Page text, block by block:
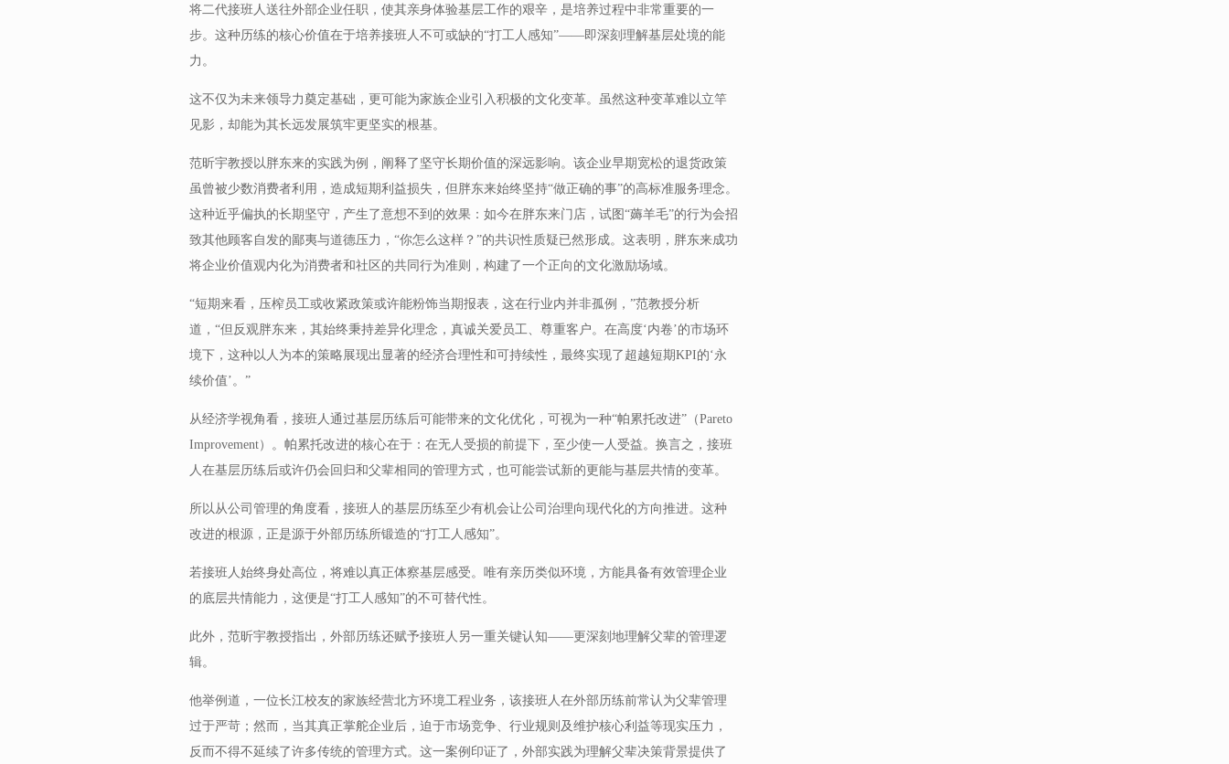
将二代接班人送往外部企业任职，使其亲身体验基层工作的艰辛，是培养过程中非常重要的一
步。这种历练的核心价值在于培养接班人不可或缺的“打工人感知”——即深刻理解基层处境的能
力。
这不仅为未来领导力奠定基础，更可能为家族企业引入积极的文化变革。虽然这种变革难以立竿
见影，却能为其长远发展筑牢更坚实的根基。
范昕宇教授以胖东来的实践为例，阐释了坚守长期价值的深远影响。该企业早期宽松的退货政策
虽曾被少数消费者利用，造成短期利益损失，但胖东来始终坚持“做正确的事”的高标准服务理念。
这种近乎偏执的长期坚守，产生了意想不到的效果：如今在胖东来门店，试图“薅羊毛”的行为会招
致其他顾客自发的鄙夷与道德压力，“你怎么这样？”的共识性质疑已然形成。这表明，胖东来成功
将企业价值观内化为消费者和社区的共同行为准则，构建了一个正向的文化激励场域。
“短期来看，压榨员工或收紧政策或许能粉饰当期报表，这在行业内并非孤例，”范教授分析
道，“但反观胖东来，其始终秉持差异化理念，真诚关爱员工、尊重客户。在高度‘内卷’的市场环
境下，这种以人为本的策略展现出显著的经济合理性和可持续性，最终实现了超越短期KPI的‘永
续价值’。”
从经济学视角看，接班人通过基层历练后可能带来的文化优化，可视为一种“帕累托改进”（Pareto
Improvement）。帕累托改进的核心在于：在无人受损的前提下，至少使一人受益。换言之，接班
人在基层历练后或许仍会回归和父辈相同的管理方式，也可能尝试新的更能与基层共情的变革。
所以从公司管理的角度看，接班人的基层历练至少有机会让公司治理向现代化的方向推进。这种
改进的根源，正是源于外部历练所锻造的“打工人感知”。
若接班人始终身处高位，将难以真正体察基层感受。唯有亲历类似环境，方能具备有效管理企业
的底层共情能力，这便是“打工人感知”的不可替代性。
此外，范昕宇教授指出，外部历练还赋予接班人另一重关键认知——更深刻地理解父辈的管理逻
辑。
他举例道，一位长江校友的家族经营北方环境工程业务，该接班人在外部历练前常认为父辈管理
过于严苛；然而，当其真正掌舵企业后，迫于市场竞争、行业规则及维护核心利益等现实压力，
反而不得不延续了许多传统的管理方式。这一案例印证了，外部实践为理解父辈决策背景提供了